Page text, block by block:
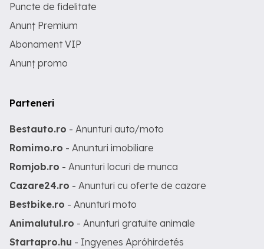
Puncte de fidelitate
Anunț Premium
Abonament VIP
Anunț promo
Parteneri
Bestauto.ro - Anunturi auto/moto
Romimo.ro - Anunturi imobiliare
Romjob.ro - Anunturi locuri de munca
Cazare24.ro - Anunturi cu oferte de cazare
Bestbike.ro - Anunturi moto
Animalutul.ro - Anunturi gratuite animale
Startapro.hu - Ingyenes Apróhirdetés